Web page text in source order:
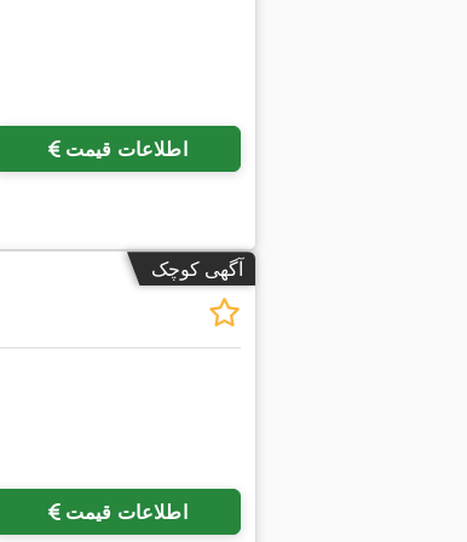
اطلاعات قیمت
آگهی کوچک
اطلاعات قیمت